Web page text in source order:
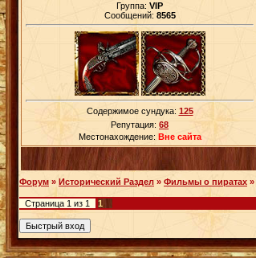
Группа: VIP
Сообщений: 8565
Содержимое сундука: 125
Репутация: 68
Местонахождение: Вне сайта
Форум » Исторический Раздел » Фильмы о пиратах »
Страница 1 из 1 1